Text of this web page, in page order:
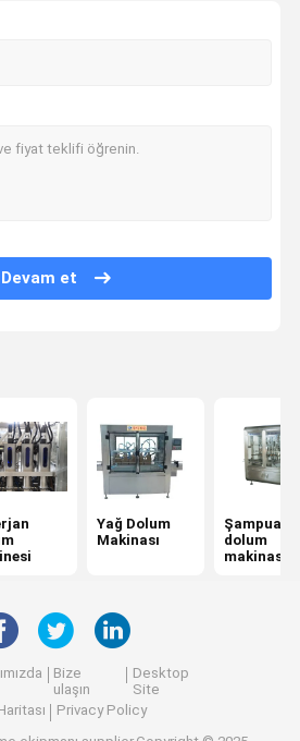
Makinesi
Makinası
Makinesi
makinesi
Devam et
Yağ Dolum
Makinası
Şampuan
dolum
makinası
Bize
ulaşın
Desktop
Site
Privacy Policy